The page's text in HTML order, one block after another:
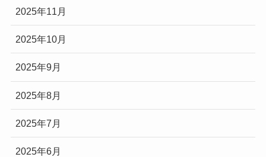
2025年11月
2025年10月
2025年9月
2025年8月
2025年7月
2025年6月